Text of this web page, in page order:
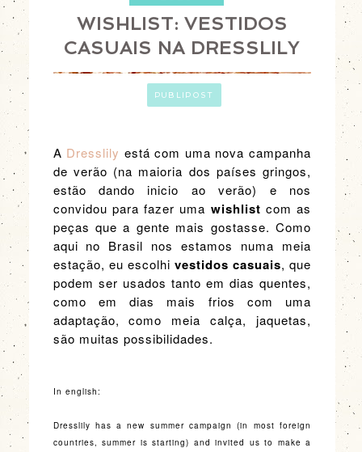
WISHLIST: VESTIDOS
CASUAIS NA DRESSLILY
PUBLIPOST
A Dresslily está com uma nova campanha
de verão (na maioria dos países gringos,
estão dando inicio ao verão) e nos
convidou para fazer uma wishlist com as
peças que a gente mais gostasse. Como
aqui no Brasil nos estamos numa meia
estação, eu escolhi vestidos casuais, que
podem ser usados tanto em dias quentes,
como em dias mais frios com uma
adaptação, como meia calça, jaquetas,
são muitas possibilidades.
In english:
Dresslily has a new summer campaign (in most foreign
countries, summer is starting) and invited us to make a